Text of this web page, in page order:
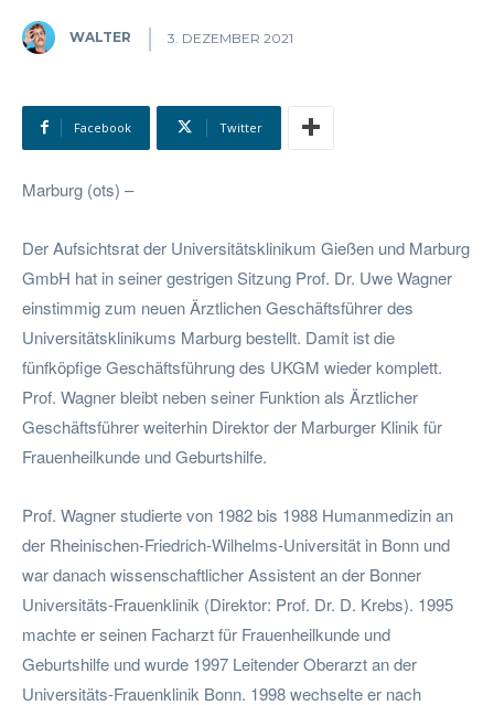
WALTER 3. DEZEMBER 2021
Facebook Twitter
Marburg (ots) –
Der Aufsichtsrat der Universitätsklinikum Gießen und Marburg
GmbH hat in seiner gestrigen Sitzung Prof. Dr. Uwe Wagner
einstimmig zum neuen Ärztlichen Geschäftsführer des
Universitätsklinikums Marburg bestellt. Damit ist die
fünfköpfige Geschäftsführung des UKGM wieder komplett.
Prof. Wagner bleibt neben seiner Funktion als Ärztlicher
Geschäftsführer weiterhin Direktor der Marburger Klinik für
Frauenheilkunde und Geburtshilfe.
Prof. Wagner studierte von 1982 bis 1988 Humanmedizin an
der Rheinischen-Friedrich-Wilhelms-Universität in Bonn und
war danach wissenschaftlicher Assistent an der Bonner
Universitäts-Frauenklinik (Direktor: Prof. Dr. D. Krebs). 1995
machte er seinen Facharzt für Frauenheilkunde und
Geburtshilfe und wurde 1997 Leitender Oberarzt an der
Universitäts-Frauenklinik Bonn. 1998 wechselte er nach